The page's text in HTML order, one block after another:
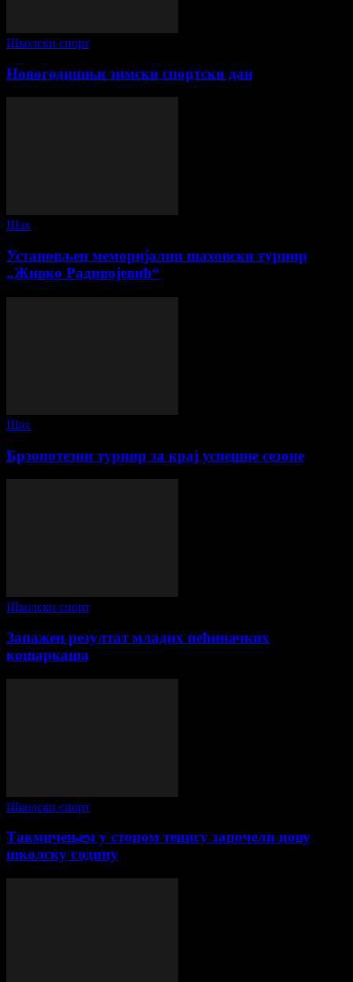
Школски спорт
Новогодишњи зимски спортски дан
Шах
Установљен меморијални шаховски турнир
„Живко Радивојевић“
Шах
Брзопотезни турнир за крај успешне сезоне
Школски спорт
Запажен резултат младих пећиначких
кошаркаша
Школски спорт
Такмичењем у стоном тенису започели нову
школску годину